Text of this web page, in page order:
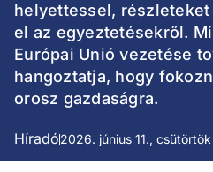
helyettessel,
el az egyeztetésekről.
Európai Unió vezetése
hangoztatja, hogy
orosz gazdaságra.
Híradó2026. június 11., csütörtök